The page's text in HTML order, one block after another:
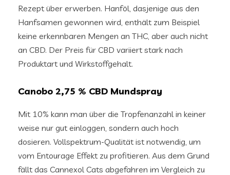
Rezept über erwerben. Hanföl, dasjenige aus den
Hanfsamen gewonnen wird, enthält zum Beispiel
keine erkennbaren Mengen an THC, aber auch nicht
an CBD. Der Preis für CBD variiert stark nach
Produktart und Wirkstoffgehalt.
Canobo 2,75 % CBD Mundspray
Mit 10% kann man über die Tropfenanzahl in keiner
weise nur gut einloggen, sondern auch hoch
dosieren. Vollspektrum-Qualität ist notwendig, um
vom Entourage Effekt zu profitieren. Aus dem Grund
fällt das Cannexol Cats abgefahren im Vergleich zu